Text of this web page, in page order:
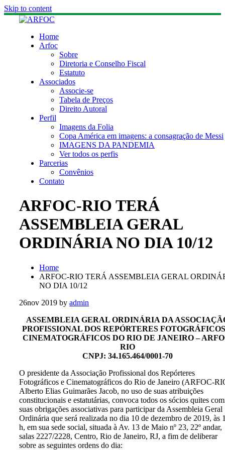
Skip to content
Home
Arfoc
Sobre
Diretoria e Conselho Fiscal
Estatuto
Associados
Associe-se
Tabela de Preços
Direito Autoral
Perfil
Imagens da Folia
Copa América em imagens: a consagração de Messi
IMAGENS DA PANDEMIA
Ver todos os perfis
Parcerias
Convênios
Contato
ARFOC-RIO TERÁ
ASSEMBLEIA GERAL
ORDINÁRIA NO DIA 10/12
Home
ARFOC-RIO TERÁ ASSEMBLEIA GERAL
NO DIA 10/12
26nov 2019 by admin
ASSEMBLEIA GERAL ORDINÁRIA DA
PROFISSIONAL DOS REPÓRTERES
CINEMATOGRÁFICOS DO RIO DE JANEIRO –
RIO
CNPJ: 34.165.464/0001-70
O presidente da Associação Profissional dos Repórteres
Fotográficos e Cinematográficos do Rio de Janeiro (ARFOC-
Alberto Elias Guimarães Jacob, no uso de suas atribuições
constitucionais e estatutárias, convoca todos os sócios quites com
suas obrigações associativas para participar da Assembleia Geral
Ordinária que será realizada no dia 10 de dezembro de 2019, às
h, em sua sede social, situada à Av. 13 de Maio nº 23, 22º andar,
salas 2227/2228, Centro, Rio de Janeiro, RJ, a fim de deliberar
sobre as seguintes ordens do dia: